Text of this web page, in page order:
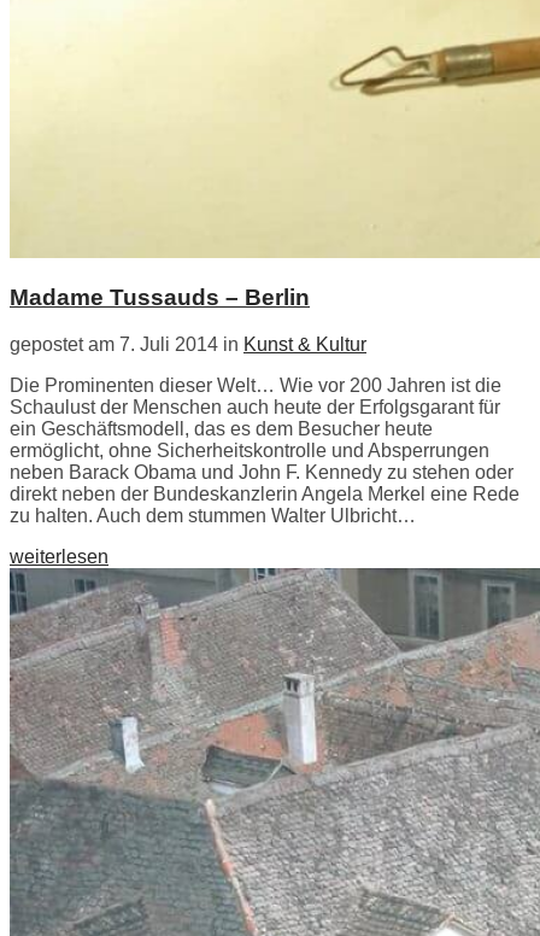
Madame Tussauds – Berlin
gepostet am 7. Juli 2014 in Kunst & Kultur
Die Prominenten dieser Welt… Wie vor 200 Jahren ist die
Schaulust der Menschen auch heute der Erfolgsgarant für
ein Geschäftsmodell, das es dem Besucher heute
ermöglicht, ohne Sicherheitskontrolle und Absperrungen
neben Barack Obama und John F. Kennedy zu stehen oder
direkt neben der Bundeskanzlerin Angela Merkel eine Rede
zu halten. Auch dem stummen Walter Ulbricht…
weiterlesen